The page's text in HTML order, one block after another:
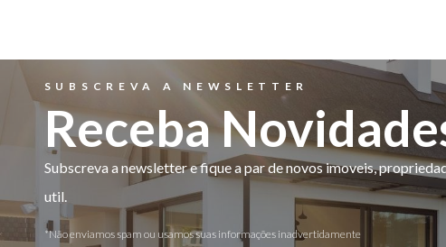
SUBSCREVA A NEWSLETTER
Receba
Subscreva a newsletter e fique a par de novos imoveis,
util.
*Não enviamos spam ou usamos suas informações inadvertidamente